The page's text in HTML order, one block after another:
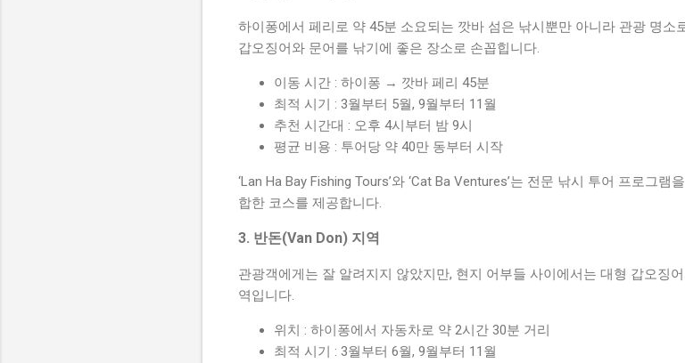
하이퐁에서 페리로 약 45분 소요되는 깟바 섬은 낚시뿐만 아니라 관광 명소
갑오징어와 문어를 낚기에 좋은 장소로 손꼽힙니다.
이동 시간 : 하이퐁 → 깟바 페리 45분
최적 시기 : 3월부터 5월, 9월부터 11월
추천 시간대 : 오후 4시부터 밤 9시
평균 비용 : 투어당 약 40만 동부터 시작
‘Lan Ha Bay Fishing Tours’와 ‘Cat Ba Ventures’는 전문 낚시 투어 프로그
합한 코스를 제공합니다.
3. 반돈(Van Don) 지역
관광객에게는 잘 알려지지 않았지만, 현지 어부들 사이에서는 대형 갑오징
역입니다.
위치 : 하이퐁에서 자동차로 약 2시간 30분 거리
최적 시기 : 3월부터 6월, 9월부터 11월